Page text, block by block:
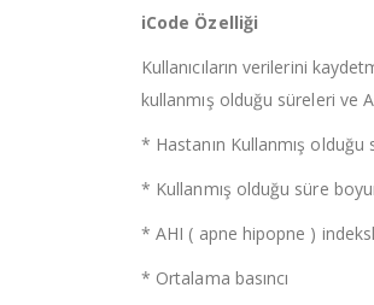
iCode Özelliği
Kullanıcıların verilerini
kullanmış olduğu süreleri ve
* Hastanın Kullanmış olduğu
* Kullanmış olduğu süre
* AHI ( apne hipopne )
* Ortalama basıncı